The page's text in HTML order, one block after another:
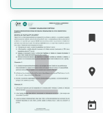



